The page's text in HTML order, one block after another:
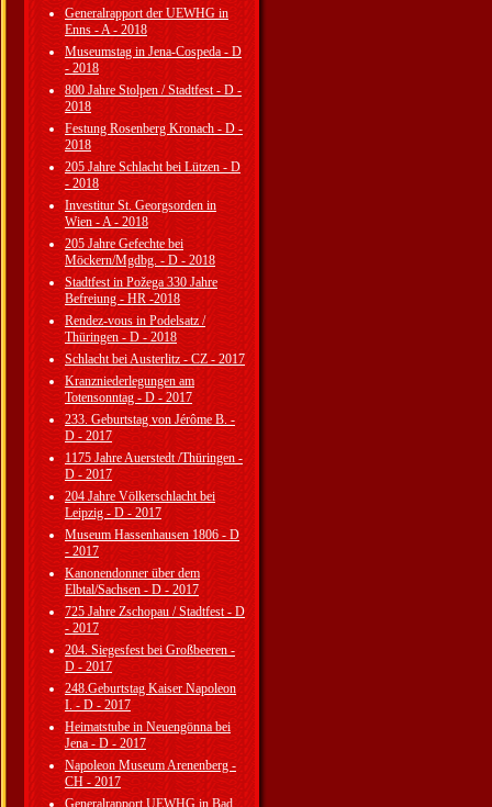
Generalrapport der UEWHG in
Enns - A - 2018
Museumstag in Jena-Cospeda - D
- 2018
800 Jahre Stolpen / Stadtfest - D -
2018
Festung Rosenberg Kronach - D -
2018
205 Jahre Schlacht bei Lützen - D
- 2018
Investitur St. Georgsorden in
Wien - A - 2018
205 Jahre Gefechte bei
Möckern/Mgdbg. - D - 2018
Stadtfest in Požega 330 Jahre
Befreiung - HR -2018
Rendez-vous in Podelsatz /
Thüringen - D - 2018
Schlacht bei Austerlitz - CZ - 2017
Kranzniederlegungen am
Totensonntag - D - 2017
233. Geburtstag von Jérôme B. -
D - 2017
1175 Jahre Auerstedt /Thüringen -
D - 2017
204 Jahre Völkerschlacht bei
Leipzig - D - 2017
Museum Hassenhausen 1806 - D
- 2017
Kanonendonner über dem
Elbtal/Sachsen - D - 2017
725 Jahre Zschopau / Stadtfest - D
- 2017
204. Siegesfest bei Großbeeren -
D - 2017
248.Geburtstag Kaiser Napoleon
I. - D - 2017
Heimatstube in Neuengönna bei
Jena - D - 2017
Napoleon Museum Arenenberg -
CH - 2017
Generalrapport UEWHG in Bad